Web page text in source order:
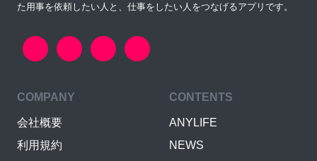
た用事を依頼したい人と、仕事をしたい人をつなげるアプリです。
COMPANY
会社概要
利用規約
CONTENTS
ANYLIFE
NEWS